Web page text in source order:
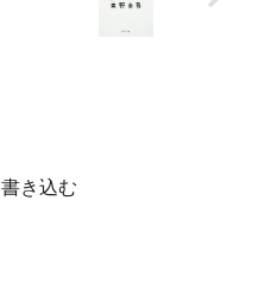
き込む